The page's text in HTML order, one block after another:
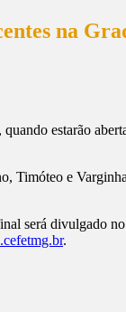
na
estarão
e
será divulgado
.